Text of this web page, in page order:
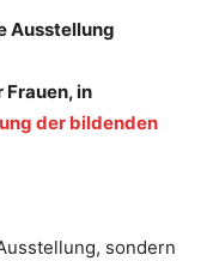
Ausstellung
in
der bildenden
sondern